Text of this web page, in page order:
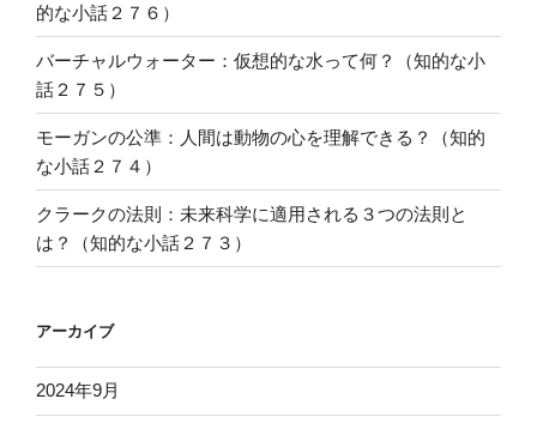
的な小話２７６）
バーチャルウォーター：仮想的な水って何？（知的な小
話２７５）
モーガンの公準：人間は動物の心を理解できる？（知的
な小話２７４）
クラークの法則：未来科学に適用される３つの法則と
は？（知的な小話２７３）
アーカイブ
2024年9月